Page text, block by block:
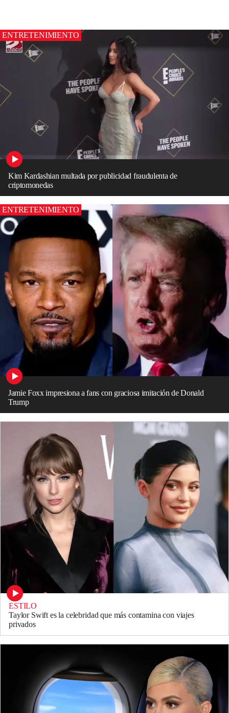
ENTRETENIMIENTO
Kim Kardashian multada por publicidad fraudulenta de
criptomonedas
ENTRETENIMIENTO
Jamie Foxx impresiona a fans con graciosa imitación de Donald
Trump
ESTILO
Taylor Swift es la celebridad que más contamina con viajes
privados